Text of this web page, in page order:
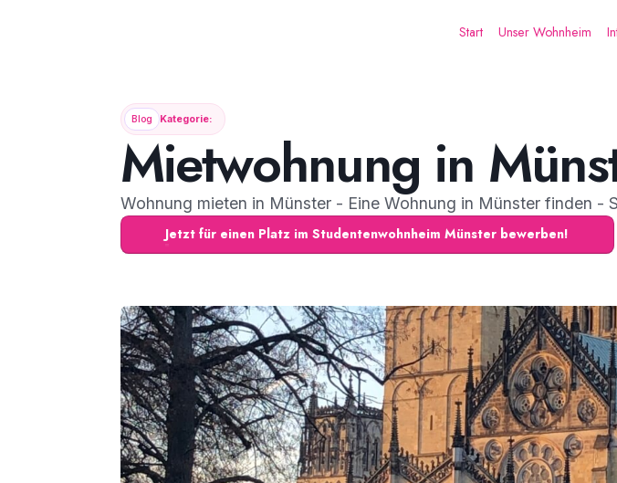
Start Unser Wohnheim
Blog Kategorie:
Mietwohnung in
Wohnung mieten in Münster - Eine Wohnung in Münster finden -
Jetzt für einen Platz im Studentenwohnheim Münster bewerben!